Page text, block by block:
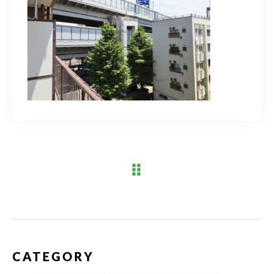
CATEGORY
ブログ
アクセス
03-6909-2648
お問い合わせはこちら